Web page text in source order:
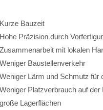
Kurze Bauzeit
Hohe Präzision durch
Zusammenarbeit mit lokalen
Weniger Baustellenverkehr
Weniger Lärm und Schmutz für
Weniger Platzverbrauch auf der
große Lagerflächen